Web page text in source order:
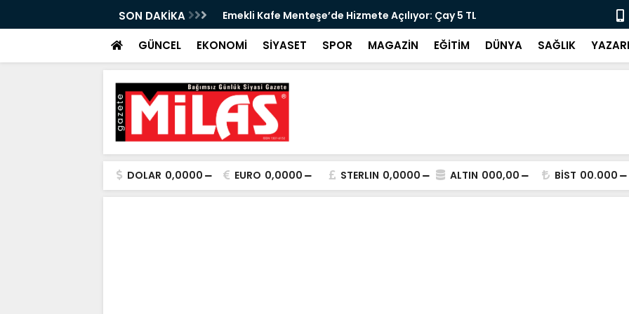
SON DAKİKA
Açılıyor: Çay 5 TL
Zeytin Çiçeği Uluslararası Kısa Film Yarışması İçin Başvurular
Başladı
GÜNCEL EKONOMİ SİYASET SPOR MAGAZİN EĞİTİM DÜNYA SAĞLIK
DOLAR 0,0000 EURO 0,0000 STERLIN 0,0000 ALTIN 000,00 BİST 00.000